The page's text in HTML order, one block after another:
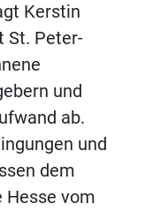
Kerstin
St. Peter-
und
ab.
und
dem
Hesse vom